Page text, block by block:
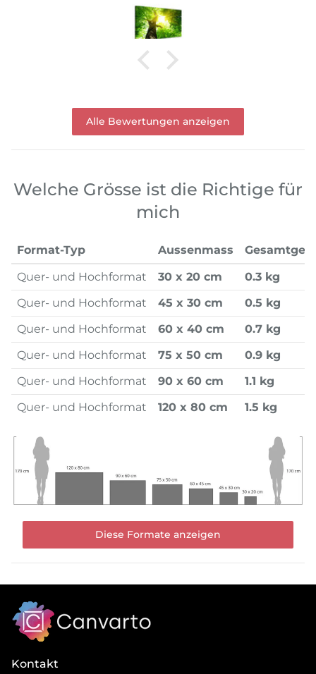
Alle Bewertungen anzeigen
Welche Grösse ist die Richtige für
mich
Format-Typ Aussenmass
Quer- und Hochformat
30 x 20 cm
0.3 kg
Quer- und Hochformat
45 x 30 cm
0.5 kg
Quer- und Hochformat
60 x 40 cm
0.7 kg
Quer- und Hochformat
75 x 50 cm
0.9 kg
Quer- und Hochformat
90 x 60 cm
1.1 kg
Quer- und Hochformat
120 x 80 cm 1.5 kg
Diese Formate anzeigen
Kontakt